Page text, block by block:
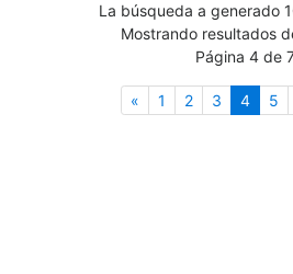
La búsqueda a generado
Mostrando resultados
Página 4 de
«Anterior
1 2 3 4 5